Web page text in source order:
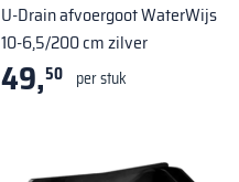
U-Drain afvoergoot WaterWijs
10-6,5/200 cm zilver
49,50 per stuk